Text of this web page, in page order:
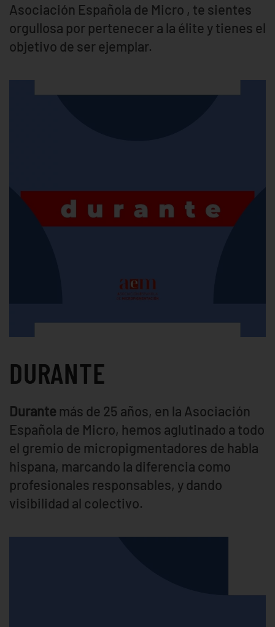
Asociación Española de Micro , te sientes
orgullosa por pertenecer a la élite y tienes el
objetivo de ser ejemplar.
DURANTE
Durante más de 25 años, en la Asociación
Española de Micro, hemos aglutinado a todo
el gremio de micropigmentadores de habla
hispana, marcando la diferencia como
profesionales responsables, y dando
visibilidad al colectivo.